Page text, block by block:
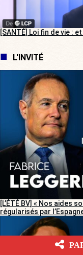
[SANTÉ] Loi fin de vie :
L'INVITÉ
[L’ÉTÉ BV] « Nos aides
régularisés par